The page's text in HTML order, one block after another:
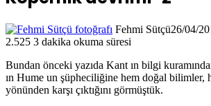
Fehmi Sütçü26/04/
2.525 3 dakika okuma süresi
Bundan önceki yazıda Kant ın bilgi
ın Hume un şüpheciliğine hem doğal bilimler,
yönünden karşı çıktığını görmüştük.